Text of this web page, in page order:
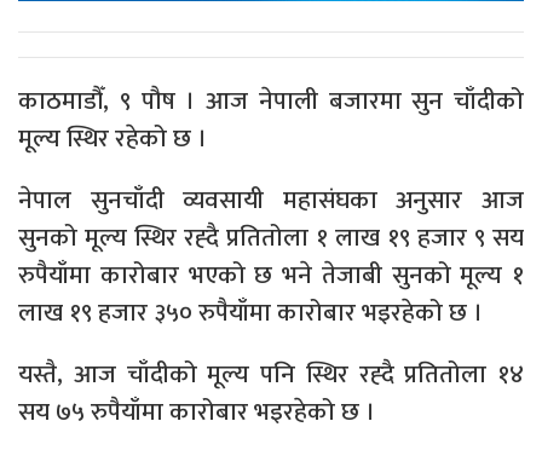
काठमाडौँ, ९ पौष । आज नेपाली बजारमा सुन चाँदीको
मूल्य स्थिर रहेको छ ।
नेपाल सुनचाँदी व्यवसायी महासंघका अनुसार आज
सुनको मूल्य स्थिर रह्दै प्रतितोला १ लाख १९ हजार ९ सय
रुपैयाँमा कारोबार भएको छ भने तेजाबी सुनको मूल्य १
लाख १९ हजार ३५० रुपैयाँमा कारोबार भइरहेको छ ।
यस्तै, आज चाँदीको मूल्य पनि स्थिर रह्दै प्रतितोला १४
सय ७५ रुपैयाँमा कारोबार भइरहेको छ ।